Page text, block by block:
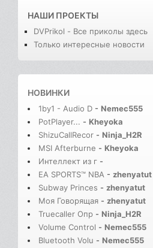
НАШИ ПРОЕКТЫ
DVPrikol - Все приколы здесь
Только интересные новости
НОВИНКИ
1by1 - Audio D - Nemec555
PotPlayer... - Kheyoka
ShizuCallRecor - Ninja_H2R
MSI Afterburne - Kheyoka
Интеллект из г -
EA SPORTS™ NBA - zhenyatut
Subway Princes - zhenyatut
Моя Говорящая - zhenyatut
Truecaller Опр - Ninja_H2R
Volume Control - Nemec555
Bluetooth Volu - Nemec555